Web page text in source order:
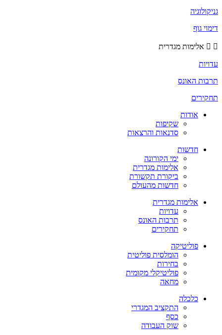
גניקולוגיה
דימוי גוף
אלימות מגדרית
עדויות
תרבות האונס
תחקירים
אודות
שקיפות
סדנאות והרצאות
חדשות
ימי הקורונה
אלימות מגדרית
ביקורת תקשורת
חדשות מהעולם
אלימות מגדרית
עדויות
תרבות האונס
תחקירים
פוליטיקה
הומלסית פוליטית
בחירות
פוליטיקלי מקומית
מחאה
כלכלה
התקציב המגדרי
כסף
שוק העבודה